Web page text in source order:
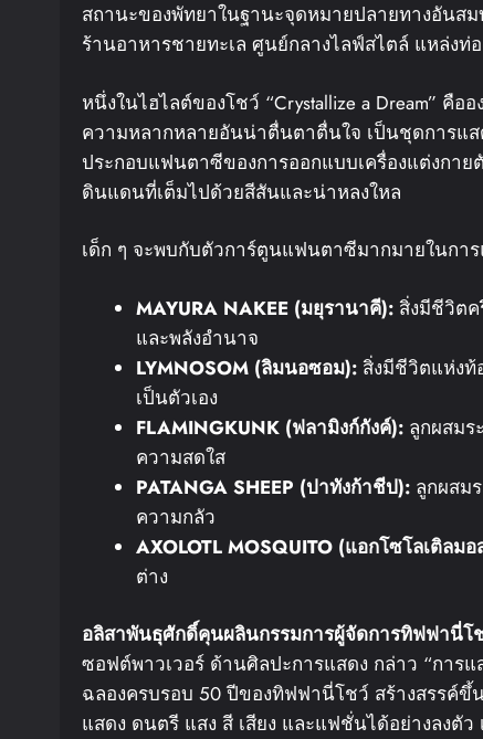
สถานะของพัทยาในฐานะจุดหมายปลายทางอันส
ร้านอาหารชายทะเล ศูนย์กลางไลฟ์สไตล์ แหล่งท่
หนึ่งในไฮไลต์ของโชว์ “Crystallize a Dream” คื
ความหลากหลายอันน่าตื่นตาตื่นใจ เป็นชุดการแ
ประกอบแฟนตาซีของการออกแบบเครื่องแต่งกา
ดินแดนที่เต็มไปด้วยสีสันและน่าหลงใหล
เด็ก ๆ จะพบกับตัวการ์ตูนแฟนตาซีมากมายในการ
MAYURA NAKEE (มยุรานาคี):สิ่งมีชีวิตค
และพลังอำนาจ
LYMNOSOM (ลิมนอซอม):สิ่งมีชีวิตแห่งท้
เป็นตัวเอง
FLAMINGKUNK (ฟลามิงก์กังค์):ลูกผสมร
ความสดใส
PATANGA SHEEP (ปาทังก้าชีป):ลูกผสม
ความกลัว
AXOLOTL MOSQUITO (แอกโซโลเติลมอ
ต่าง
อลิสาพันธุศักดิ์คุนผลินกรรมการผู้จัดการทิฟฟานี่โ
ซอฟต์พาวเวอร์ ด้านศิลปะการแสดง กล่าว “การแ
ฉลองครบรอบ 50 ปีของทิฟฟานี่โชว์ สร้างสรรค์
แสดง ดนตรี แสง สี เสียง และแฟชั่นได้อย่างลงตั